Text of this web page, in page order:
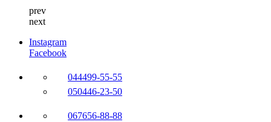
prev
next
Instagram
Facebook
044499-55-55
050446-23-50
067656-88-88